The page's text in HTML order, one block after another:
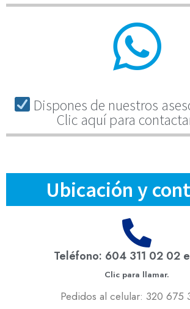
Dispones de nuestros
Clic aquí para
Ubicación y
Teléfono: 604 311 02 02
Clic para llamar.
Pedidos al celular: 320 675